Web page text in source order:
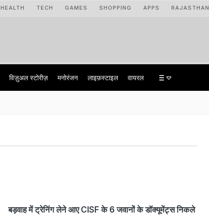
HEALTH TECH GAMES SHOPPING APPS RAJASTHAN
विज़ुअल स्टोरीज़ मनोरंजन लाइफ़स्टाइल वायरल
बड़वाह में ट्रेनिंग लेने आए CISF के 6 जवानों के डॉक्यूमेंट्स निकले